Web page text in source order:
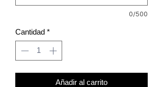
0/500
Cantidad *
Añadir al carrito